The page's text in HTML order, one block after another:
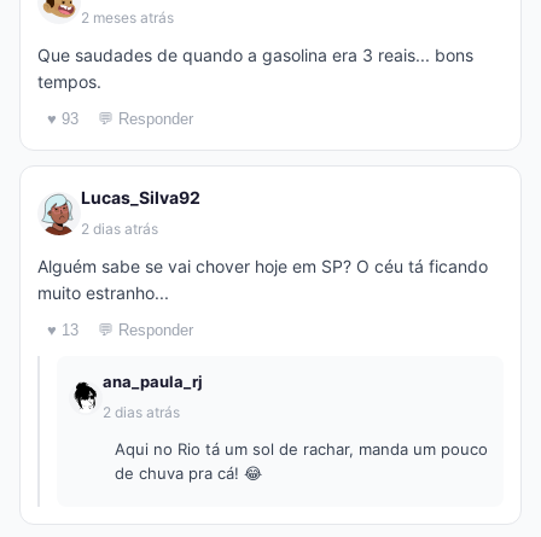
2 meses atrás
Que saudades de quando a gasolina era 3 reais... bons
tempos.
♥ 93 💬 Responder
Lucas_Silva92
2 dias atrás
Alguém sabe se vai chover hoje em SP? O céu tá ficando
muito estranho...
♥ 13 💬 Responder
ana_paula_rj
2 dias atrás
Aqui no Rio tá um sol de rachar, manda um pouco
de chuva pra cá! 😂